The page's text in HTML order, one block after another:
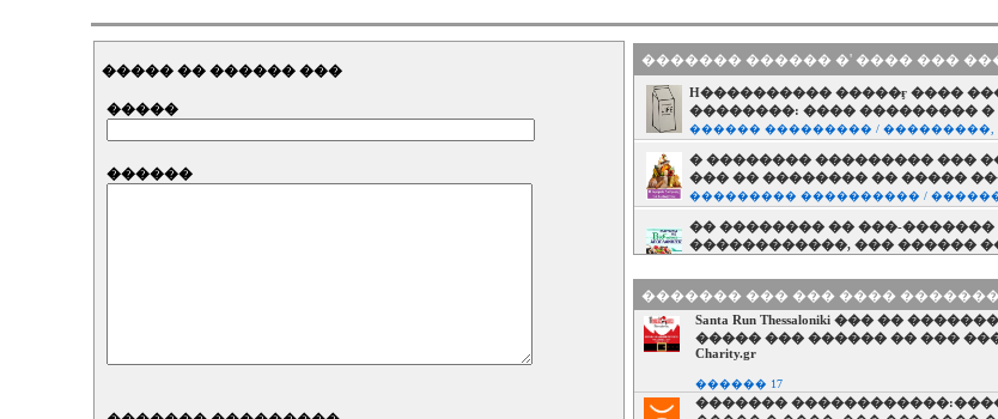
����� �� ������ ���
�����
������
������� ������ �' ���� ���
H���������� �����ӻ ����
��������: ���� ��������� �
������ ��������� / ���������,
� �������� ��������� ���
��� �� �������� �� �����
��������� ���������� /
�� �������� �� ���-�������
������������, ��� ������
e-Charity.gr /
������� ��������: 5 �����
������ ���������!
��������� ���������� /
������� ��� ��� ����
Santa Run Thessaloniki ��� ��
����� ��� ������ �� ���
Charity.gr
������ 17
�������